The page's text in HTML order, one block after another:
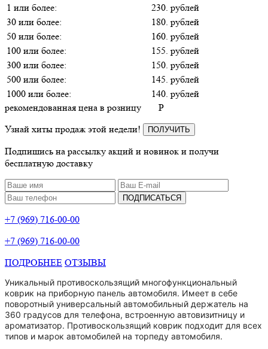
1 или более:
230. рублей
30 или более:
180. рублей
50 или более:
160. рублей
100 или более:
155. рублей
300 или более:
150. рублей
500 или более:
145. рублей
1000 или более:
140. рублей
рекомендованная цена в розницу
P
Узнай хиты продаж этой недели!
ПОЛУЧИТЬ
Подпишись на рассылку акций и новинок и получи
бесплатную доставку
ПОДПИСАТЬСЯ
+7 (969) 716-00-00
+7 (969) 716-00-00
ПОДРОБНЕЕ ОТЗЫВЫ
Уникальный противоскользящий многофункциональный
коврик на приборную панель автомобиля. Имеет в себе
поворотный универсальный автомобильный держатель на
360 градусов для телефона, встроенную автовизитницу и
ароматизатор. Противоскользящий коврик подходит для всех
типов и марок автомобилей на торпеду автомобиля.